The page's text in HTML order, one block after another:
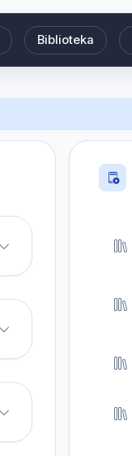
Biblioteka